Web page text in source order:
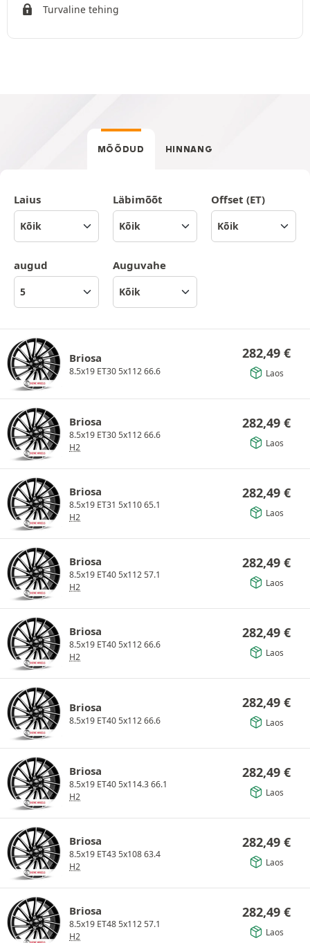
Turvaline tehing
MÕÕDUD HINNANG
Laius Läbimõõt Offset (ET)
augud Auguvahe
Briosa
8.5x19 ET30 5x112 66.6
282,49 €
Laos
Briosa
8.5x19 ET30 5x112 66.6
H2
282,49 €
Laos
Briosa
8.5x19 ET31 5x110 65.1
H2
282,49 €
Laos
Briosa
8.5x19 ET40 5x112 57.1
H2
282,49 €
Laos
Briosa
8.5x19 ET40 5x112 66.6
H2
282,49 €
Laos
Briosa
8.5x19 ET40 5x112 66.6
282,49 €
Laos
Briosa
8.5x19 ET40 5x114.3 66.1
H2
282,49 €
Laos
Briosa
8.5x19 ET43 5x108 63.4
H2
282,49 €
Laos
Briosa
8.5x19 ET48 5x112 57.1
H2
282,49 €
Laos